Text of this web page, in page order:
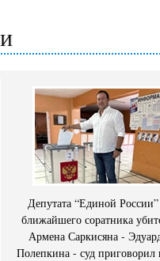
Депутата “Единой
ближайшего соратника
Армена Саркисяна -
Полепкина - суд приговорил